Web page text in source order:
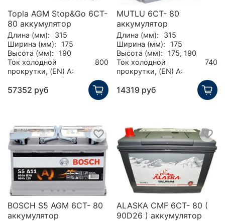
Topla AGM Stop&Go 6CT-
80 аккумулятор
Длина (мм):
315
Ширина (мм):
175
Высота (мм):
190
Ток холодной
прокрутки, (EN) А:
800
57352 руб
MUTLU 6СТ- 80
аккумулятор
Длина (мм):
315
Ширина (мм):
175
Высота (мм):
175, 190
Ток холодной
прокрутки, (EN) А:
740
14319 руб
BOSCH S5 AGM 6CT- 80
аккумулятор
ALASKA CMF 6CT- 80 (
90D26 ) аккумулятор